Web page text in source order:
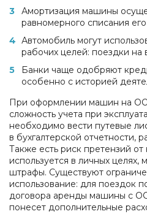
Амортизация машины
равномерного списания
Автомобиль могут
рабочих целей: поездки на
Банки чаще одобряют
особенно с историей
При оформлении машин на
сложность учета при
необходимо вести путевые
в бухгалтерской отчетности,
Также есть риск претензий от
используется в личных
штрафы. Существуют
использование: для поездок
договора аренды машины с
понесет дополнительные